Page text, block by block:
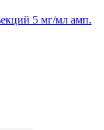
5 мг/мл амп.